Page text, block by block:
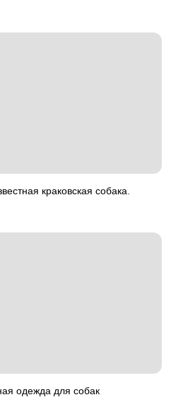
краковская собака.
одежда для собак